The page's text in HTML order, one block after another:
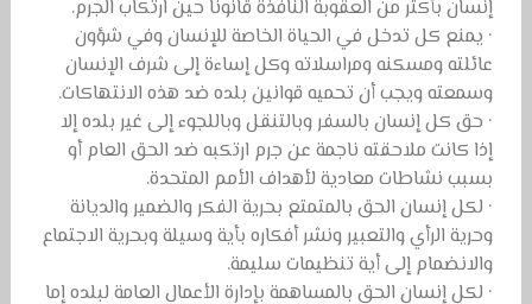
إنسان بأكثر من العقوبة النافذة قانوناً حين ارتكاب الجرم.
· يمنع كل تدخل في الحياة الخاصة للإنسان وفي شؤون
عائلته ومسكنه ومراسلاته وكل إساءة إلى شرف الإنسان
وسمعته ويجب أن تحميه قوانين بلده ضد هذه الانتهاكات.
· حق كل إنسان بالسفر وبالتنقل وباللجوء إلى غير بلده إلا
إذا كانت ملاحقته ناجمة عن جرم ارتكبه ضد الحق العام أو
بسبب نشاطات معادية لأهداف الأمم المتحدة.
· لكل إنسان الحق بالمتمتع بحرية الفكر والضمير والديانة
وحرية الرأي والتعبير ونشر أفكاره بأية وسيلة وبحرية الاجتماع
والانضمام إلى أية تنظيمات سليمة.
· لكل إنسان الحق بالمساهمة بإدارة الأعمال العامة لبلده إما